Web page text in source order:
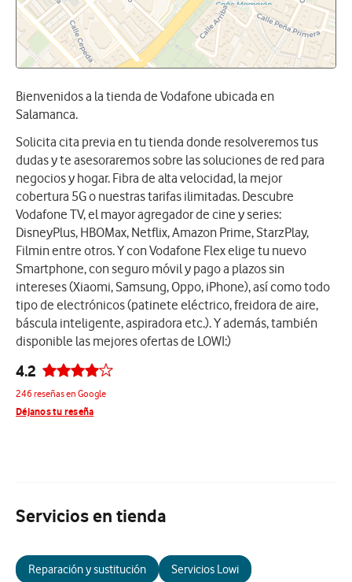
Bienvenidos a la tienda de Vodafone ubicada en
Salamanca.
Solicita cita previa en tu tienda donde resolveremos tus
dudas y te asesoraremos sobre las soluciones de red para
negocios y hogar. Fibra de alta velocidad, la mejor
cobertura 5G o nuestras tarifas ilimitadas. Descubre
Vodafone TV, el mayor agregador de cine y series:
DisneyPlus, HBOMax, Netflix, Amazon Prime, StarzPlay,
Filmin entre otros. Y con Vodafone Flex elige tu nuevo
Smartphone, con seguro móvil y pago a plazos sin
intereses (Xiaomi, Samsung, Oppo, iPhone), así como todo
tipo de electrónicos (patinete eléctrico, freidora de aire,
báscula inteligente, aspiradora etc.). Y además, también
disponible las mejores ofertas de LOWI:)
4.2
246 reseñas en Google
Déjanos tu reseña
Servicios en tienda
Reparación y sustitución Servicios Lowi